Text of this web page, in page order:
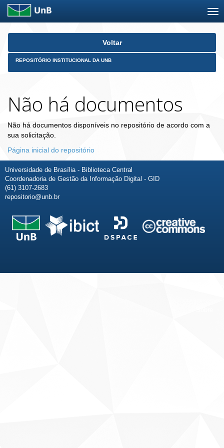
Skip
Voltar
REPOSITÓRIO INSTITUCIONAL DA UNB
Não há documentos
Não há documentos disponíveis no repositório de acordo com a
sua solicitação.
Página inicial do repositório
Universidade de Brasília - Biblioteca Central
Coordenadoria de Gestão da Informação Digital - GID
(61) 3107-2683
repositorio@unb.br